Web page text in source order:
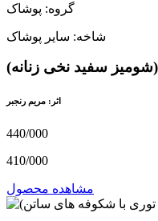
گروه: پوشاک
شاخه: سایر پوشاک
سفید نخی زنانه)
اثر: مریم رنجبر
440/000
410/000
مشاهده محصول